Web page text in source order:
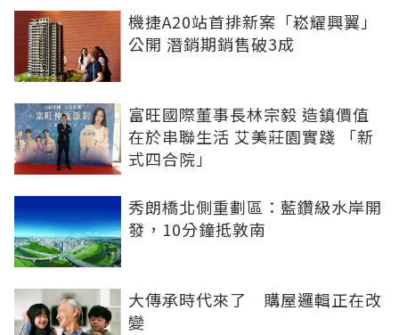
機捷A20站首排新案「崧耀興翼」
公開 潛銷期銷售破3成
富旺國際董事長林宗毅 造鎮價值
在於串聯生活 艾美莊園實踐 「新
式四合院」
秀朗橋北側重劃區：藍鑽級水岸開
發，10分鐘抵敦南
大傳承時代來了 購屋邏輯正在改
變